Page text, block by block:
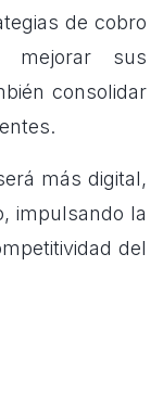
de cobro
mejorar sus
consolidar
más digital,
impulsando la
del